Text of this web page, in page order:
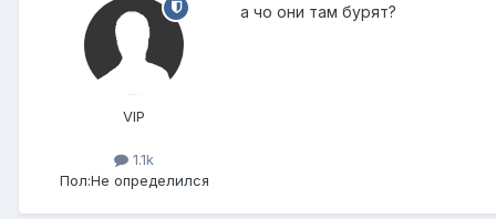
VIP
1.1k
Пол:Не определился
а чо они там бурят?